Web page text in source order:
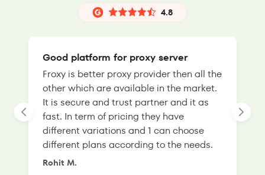
4.8
Good platform for proxy server
Froxy is better proxy provider then all the
other which are available in the market.
It is secure and trust partner and it as
fast. In term of pricing they have
different variations and 1 can choose
different plans according to the needs.
Rohit M.